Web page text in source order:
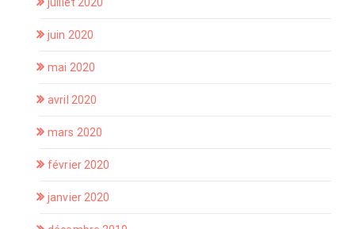
juin 2020
mai 2020
avril 2020
mars 2020
février 2020
janvier 2020